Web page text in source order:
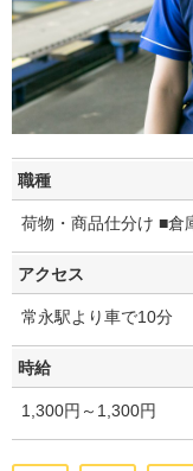
職種
荷物・商品仕分け ■倉
アクセス
常永駅より車で10分
時給
1,300円～1,300円